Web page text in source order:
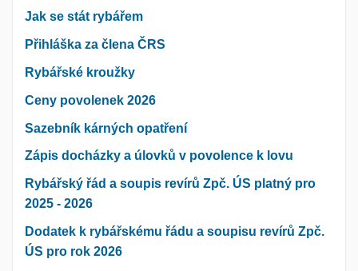
Jak se stát rybářem
Přihláška za člena ČRS
Rybářské kroužky
Ceny povolenek 2026
Sazebník kárných opatření
Zápis docházky a úlovků v povolence k lovu
Rybářský řád a soupis revírů Zpč. ÚS platný pro
2025 - 2026
Dodatek k rybářskému řádu a soupisu revírů Zpč.
ÚS pro rok 2026